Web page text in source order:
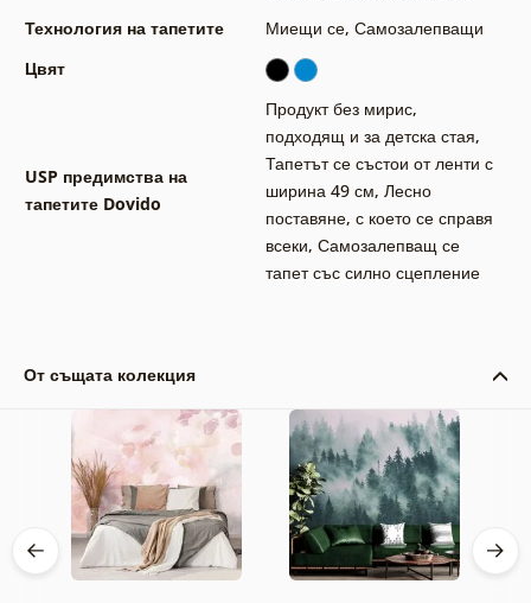
Технология на тапетите
Миещи се, Самозалепващи
Цвят
USP предимства на
тапетите Dovido
Продукт без мирис,
подходящ и за детска стая,
Тапетът се състои от ленти с
ширина 49 см, Лесно
поставяне, с което се справя
всеки, Самозалепващ се
тапет със силно сцепление
От същата колекция